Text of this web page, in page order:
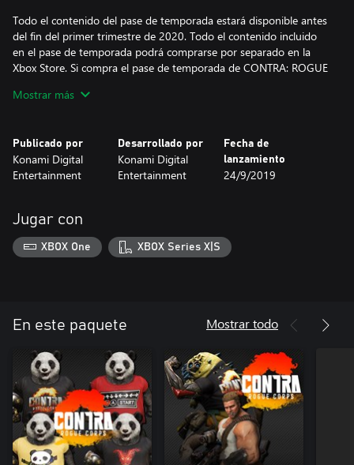
Todo el contenido del pase de temporada estará disponible antes
del fin del primer trimestre de 2020. Todo el contenido incluido
en el pase de temporada podrá comprarse por separado en la
Xbox Store. Si compra el pase de temporada de CONTRA: ROGUE
juego a medida que vaya estando disponible. Se necesita el juego
Mostrar más
Publicado por
Konami Digital
Entertainment
Desarrollado por
Konami Digital
Entertainment
Fecha de
lanzamiento
24/9/2019
Jugar con
XBOX One XBOX Series X|S
En este paquete Mostrar todo